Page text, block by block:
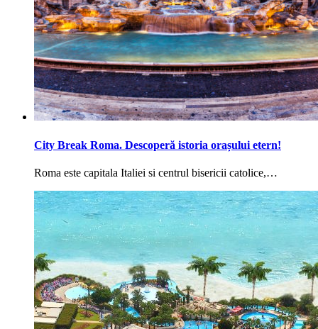
City Break Roma. Descoperă istoria orașului etern!
Roma este capitala Italiei si centrul bisericii catolice,…